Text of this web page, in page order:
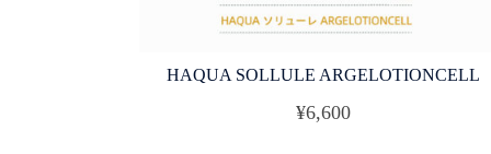
HAQUA SOLLULE ARGELOTIONCELL
¥6,600